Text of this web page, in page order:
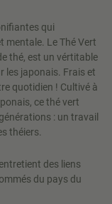
qui
mentale. Le Thé Vert
thé, est un vértitable
les japonais. Frais et
quotidien ! Cultivé à
ce thé vert
: un travail
théiers.
des liens
du pays du